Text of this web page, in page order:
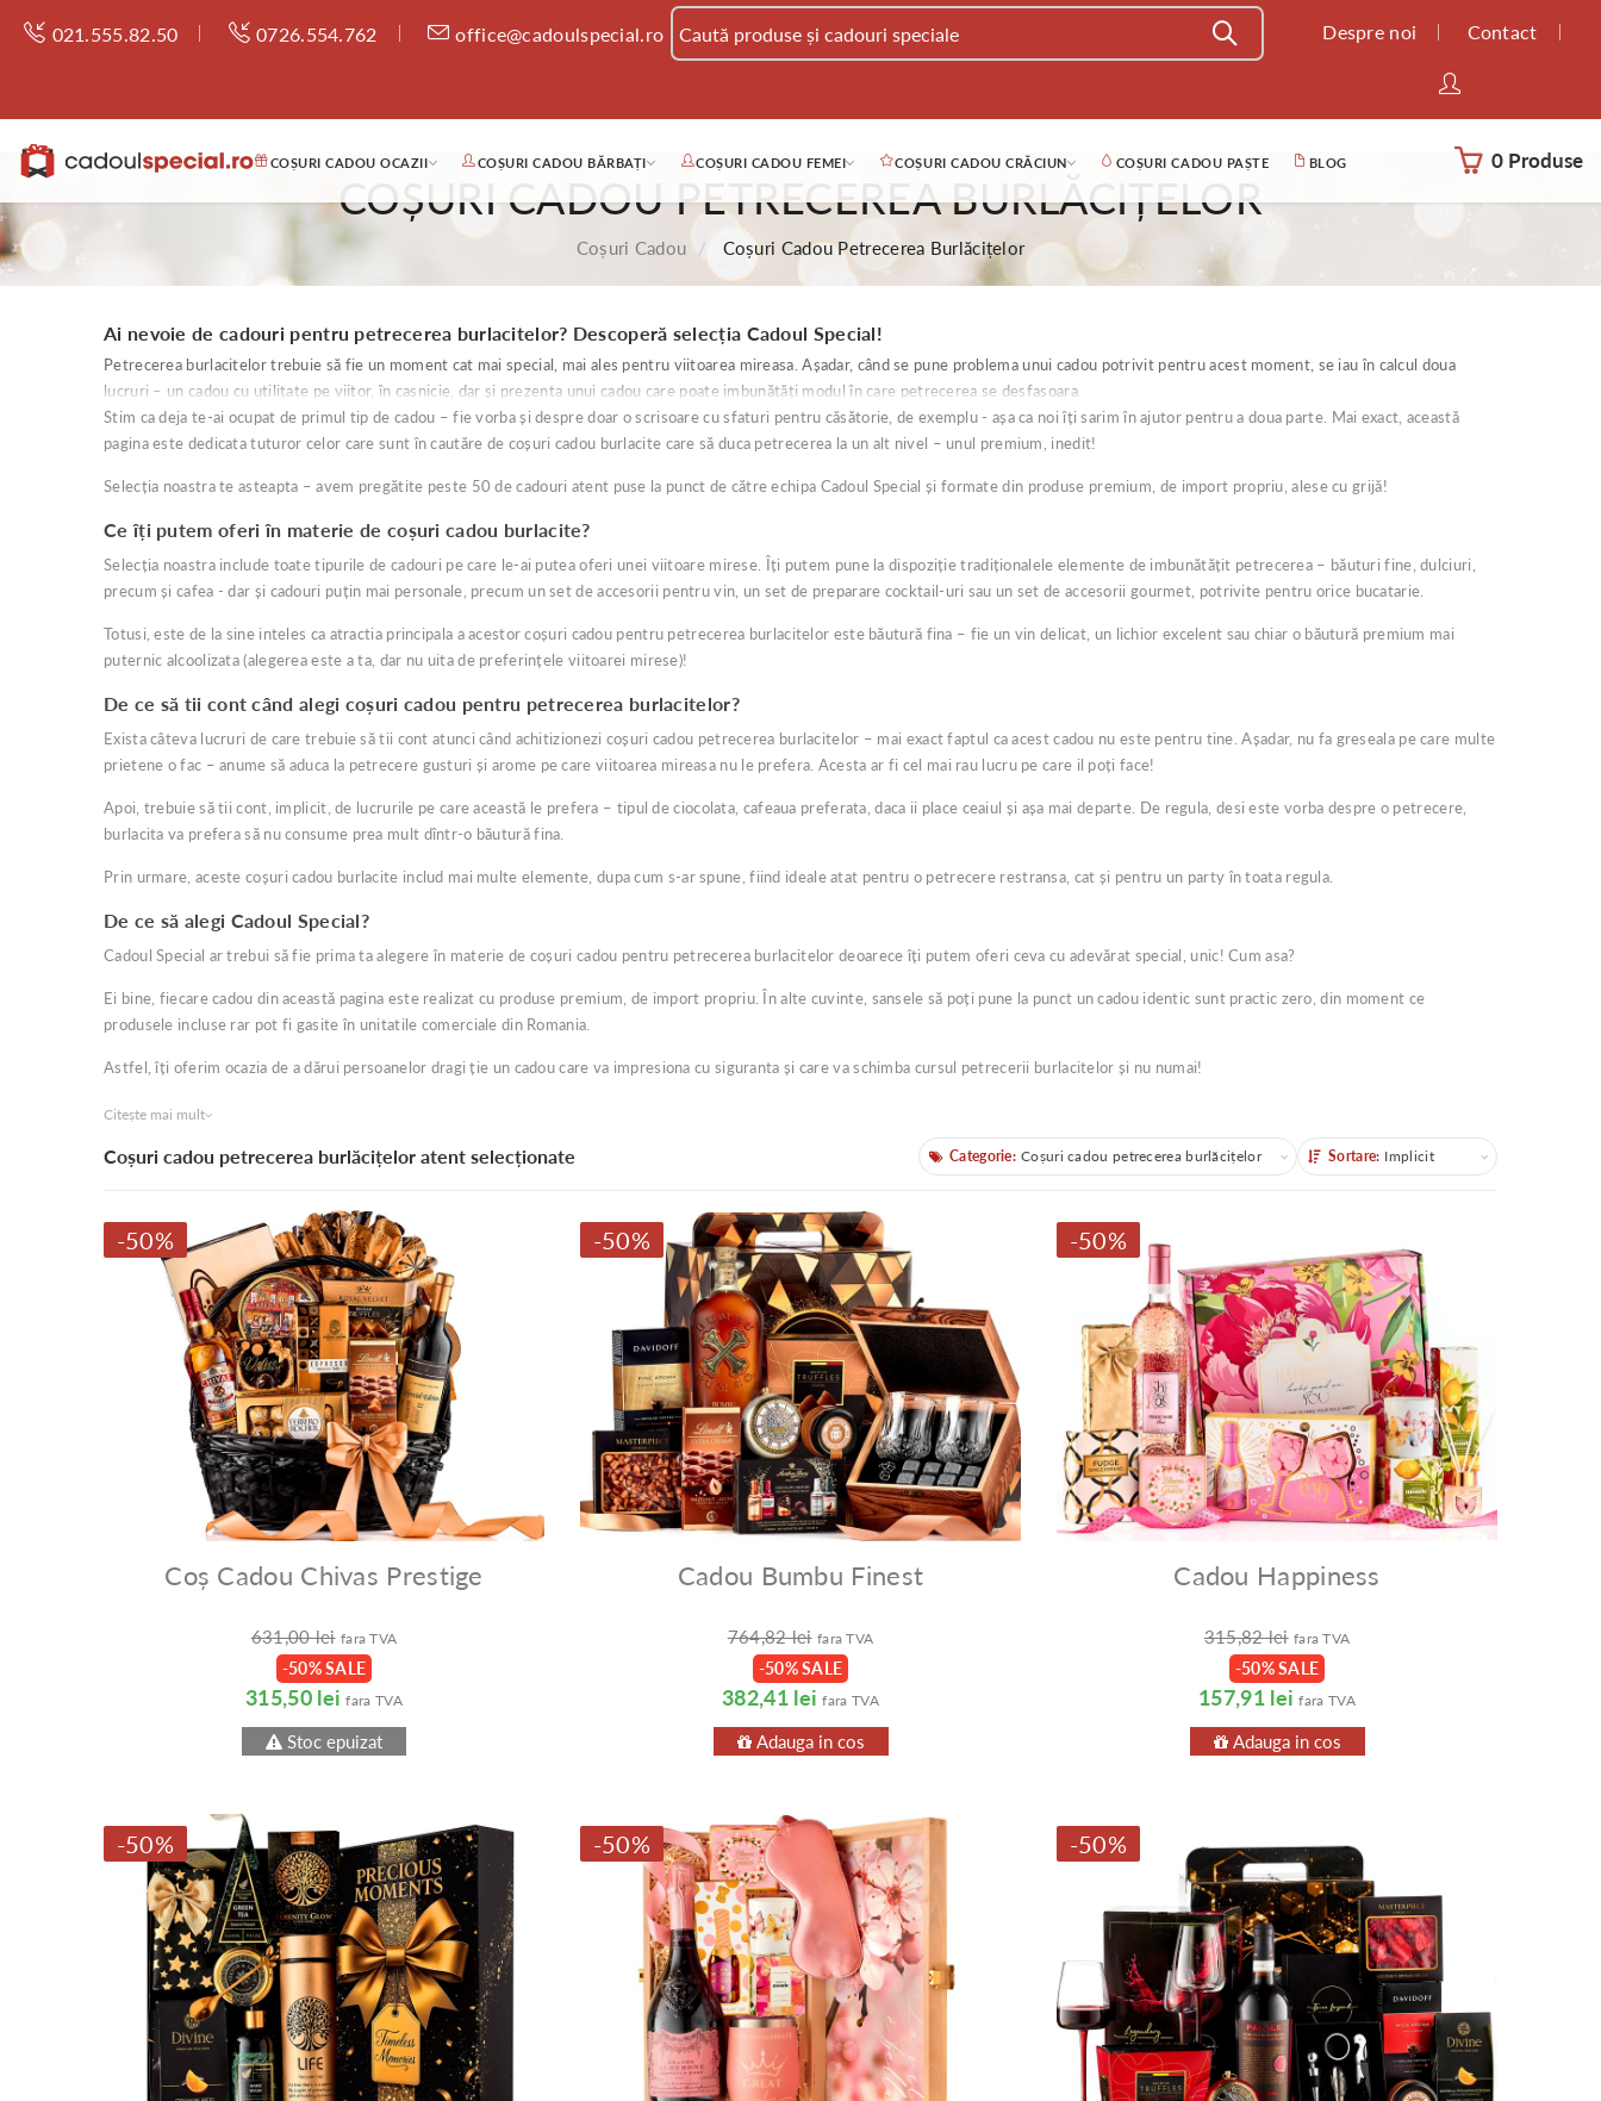
021.555.82.50 0726.554.762 office@cadoulspecial.ro Despre noi Contact
COȘURI CADOU OCAZII COȘURI CADOU BĂRBAȚI COȘURI CADOU FEMEI COȘURI CADOU CRĂCIUN COȘURI CADOU PAȘTE BLOG 0 Produse
COȘURI CADOU PETRECEREA BURLĂCIȚELOR
Coșuri Cadou Coșuri Cadou Petrecerea Burlăcițelor
Ai nevoie de cadouri pentru petrecerea burlacitelor? Descoperă selecția Cadoul Special!
Petrecerea burlacitelor trebuie să fie un moment cat mai special, mai ales pentru viitoarea mireasa. Așadar, când se pune problema unui cadou potrivit pentru acest moment, se iau în calcul doua
lucruri – un cadou cu utilitate pe viitor, în casnicie, dar și prezenta unui cadou care poate imbunătăți modul în care petrecerea se desfasoara.
Stim ca deja te-ai ocupat de primul tip de cadou – fie vorba și despre doar o scrisoare cu sfaturi pentru căsătorie, de exemplu - așa ca noi îți sarim în ajutor pentru a doua parte. Mai exact, această
pagina este dedicata tuturor celor care sunt în cautăre de coșuri cadou burlacite care să duca petrecerea la un alt nivel – unul premium, inedit!
Selecția noastra te asteapta – avem pregătite peste 50 de cadouri atent puse la punct de către echipa Cadoul Special și formate din produse premium, de import propriu, alese cu grijă!
Ce îți putem oferi în materie de coșuri cadou burlacite?
Selecția noastra include toate tipurile de cadouri pe care le-ai putea oferi unei viitoare mirese. Îți putem pune la dispoziție tradiționalele elemente de imbunătățit petrecerea – băuturi fine, dulciuri,
precum și cafea - dar și cadouri puțin mai personale, precum un set de accesorii pentru vin, un set de preparare cocktail-uri sau un set de accesorii gourmet, potrivite pentru orice bucatarie.
Totusi, este de la sine inteles ca atractia principala a acestor coșuri cadou pentru petrecerea burlacitelor este băutură fina – fie un vin delicat, un lichior excelent sau chiar o băutură premium mai
puternic alcoolizata (alegerea este a ta, dar nu uita de preferințele viitoarei mirese)!
De ce să tii cont când alegi coșuri cadou pentru petrecerea burlacitelor?
Exista câteva lucruri de care trebuie să tii cont atunci când achitizionezi coșuri cadou petrecerea burlacitelor – mai exact faptul ca acest cadou nu este pentru tine. Așadar, nu fa greseala pe care multe
prietene o fac – anume să aduca la petrecere gusturi și arome pe care viitoarea mireasa nu le prefera. Acesta ar fi cel mai rau lucru pe care il poți face!
Apoi, trebuie să tii cont, implicit, de lucrurile pe care această le prefera – tipul de ciocolata, cafeaua preferata, daca ii place ceaiul și așa mai departe. De regula, desi este vorba despre o petrecere,
burlacita va prefera să nu consume prea mult dîntr-o băutură fina.
Prin urmare, aceste coșuri cadou burlacite includ mai multe elemente, dupa cum s-ar spune, fiind ideale atat pentru o petrecere restransa, cat și pentru un party în toata regula.
De ce să alegi Cadoul Special?
Cadoul Special ar trebui să fie prima ta alegere în materie de coșuri cadou pentru petrecerea burlacitelor deoarece îți putem oferi ceva cu adevărat special, unic! Cum asa?
Ei bine, fiecare cadou din această pagina este realizat cu produse premium, de import propriu. În alte cuvinte, sansele să poți pune la punct un cadou identic sunt practic zero, din moment ce
produsele incluse rar pot fi gasite în unitatile comerciale din Romania.
Astfel, îți oferim ocazia de a dărui persoanelor dragi ție un cadou care va impresiona cu siguranta și care va schimba cursul petrecerii burlacitelor și nu numai!
Citește mai mult
Coșuri cadou petrecerea burlăcițelor atent selecționate Categorii
Categorie: Coșuri cadou petrecerea burlăcițelor Sortare
Sortare: Implicit
-50%
Coș Cadou Chivas Prestige
631,00 lei fara TVA
-50% SALE
315,50 lei fara TVA
Stoc epuizat
-50%
Cadou Bumbu Finest
764,82 lei fara TVA
-50% SALE
382,41 lei fara TVA
Adauga in cos
-50%
Cadou Happiness
315,82 lei fara TVA
-50% SALE
157,91 lei fara TVA
Adauga in cos
-50% -50% -50%